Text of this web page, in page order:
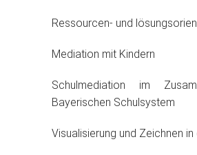
Ressourcen- und
Mediation mit Kindern
Schulmediation im
Bayerischen Schulsystem
Visualisierung und Zeichnen